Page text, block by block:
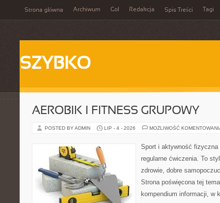
Strona główna Archiwum Gol Redakcja Spis Treści Tagi
SZYBKO
AEROBIK I FITNESS GRUPOWY
POSTED BY ADMIN LIP - 4 - 2026 MOŻLIWOŚĆ
Sport i aktywność
regularne ćwiczenia. To
zdrowie, dobre
Strona poświęcona tej
kompendium informacji, w